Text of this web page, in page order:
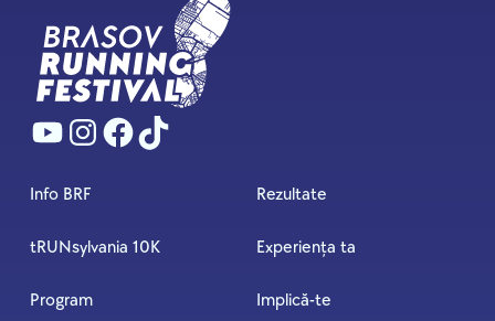
Info BRF Rezultate
tRUNsylvania 10K Experiența ta
Program Implică-te